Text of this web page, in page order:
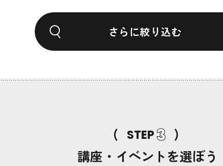
さらに絞り込む
( STEP3 )
講座・イベントを選ぼう